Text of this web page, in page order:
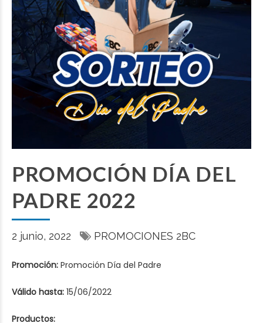
PROMOCIÓN DÍA DEL
PADRE 2022
2 junio, 2022 PROMOCIONES 2BC
Promoción: Promoción Día del Padre
Válido hasta: 15/06/2022
Productos: